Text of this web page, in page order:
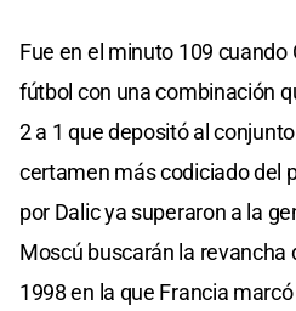
Fue en el minuto 109 cuando
fútbol con una combinación
2 a 1 que depositó al
certamen más codiciado del
por Dalic ya superaron a la
Moscú buscarán la revancha
1998 en la que Francia